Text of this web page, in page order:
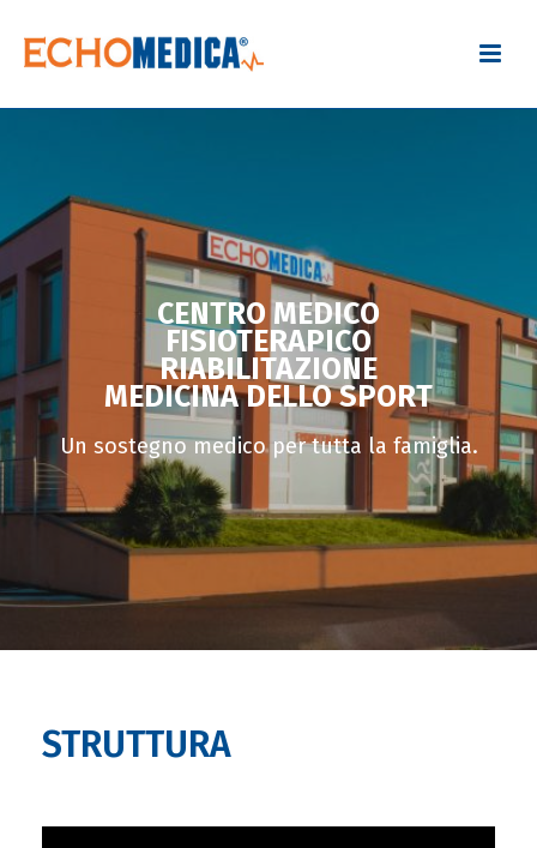
CENTRO MEDICO
FISIOTERAPICO
RIABILITAZIONE
MEDICINA DELLO SPORT
Un sostegno medico per tutta la famiglia.
STRUTTURA